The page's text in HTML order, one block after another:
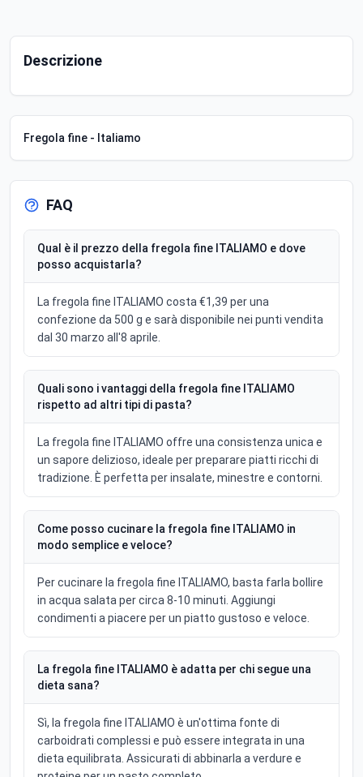
Descrizione
Fregola fine - Italiamo
FAQ
Qual è il prezzo della fregola fine ITALIAMO e dove
posso acquistarla?
La fregola fine ITALIAMO costa €1,39 per una
confezione da 500 g e sarà disponibile nei punti vendita
dal 30 marzo all'8 aprile.
Quali sono i vantaggi della fregola fine ITALIAMO
rispetto ad altri tipi di pasta?
La fregola fine ITALIAMO offre una consistenza unica e
un sapore delizioso, ideale per preparare piatti ricchi di
tradizione. È perfetta per insalate, minestre e contorni.
Come posso cucinare la fregola fine ITALIAMO in
modo semplice e veloce?
Per cucinare la fregola fine ITALIAMO, basta farla bollire
in acqua salata per circa 8-10 minuti. Aggiungi
condimenti a piacere per un piatto gustoso e veloce.
La fregola fine ITALIAMO è adatta per chi segue una
dieta sana?
Sì, la fregola fine ITALIAMO è un'ottima fonte di
carboidrati complessi e può essere integrata in una
dieta equilibrata. Assicurati di abbinarla a verdure e